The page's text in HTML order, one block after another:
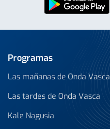
Programas
Las mañanas de Onda Vasca
Las tardes de Onda Vasca
Kale Nagusia